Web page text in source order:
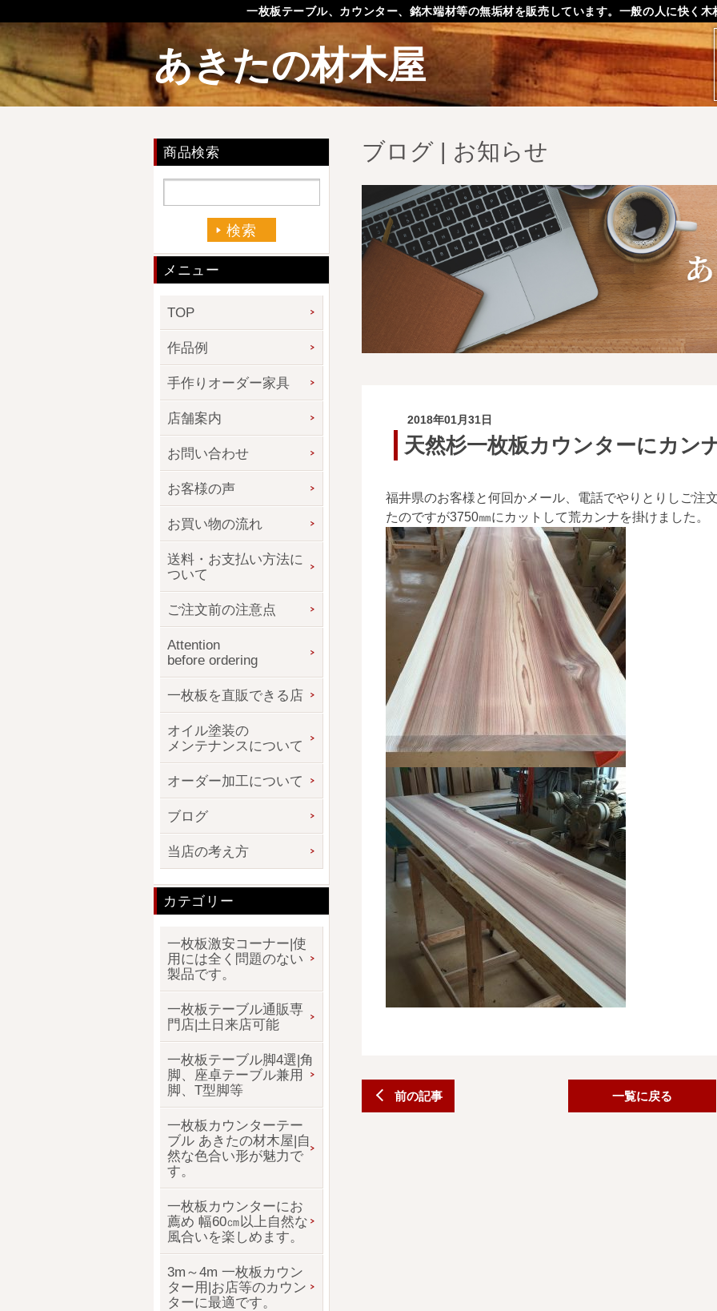
一枚板テーブル、カウンター、銘木端材等の無垢材を販売しています。一般の人に快く
あきたの材木屋
ブログ | お知らせ
2018年01月31日
天然杉一枚板カウンターにカン
福井県のお客様と何回かメール、電話でやりとりしご注
たのですが3750㎜にカットして荒カンナを掛けました。
前の記事 一覧に戻る
商品検索
メニュー
TOP
作品例
手作りオーダー家具
店舗案内
お問い合わせ
お客様の声
お買い物の流れ
送料・お支払い方法に
ついて
ご注文前の注意点
Attention
before ordering
一枚板を直販できる店
オイル塗装の
メンテナンスについて
オーダー加工について
ブログ
当店の考え方
カテゴリー
一枚板激安コーナー|使
用には全く問題のない
製品です。
一枚板テーブル通販専
門店|土日来店可能
一枚板テーブル脚4選|角
脚、座卓テーブル兼用
脚、T型脚等
一枚板カウンターテー
ブル あきたの材木屋|自
然な色合い形が魅力で
す。
一枚板カウンターにお
薦め 幅60㎝以上自然な
風合いを楽しめます。
3m～4m 一枚板カウン
ター用|お店等のカウン
ターに最適です。